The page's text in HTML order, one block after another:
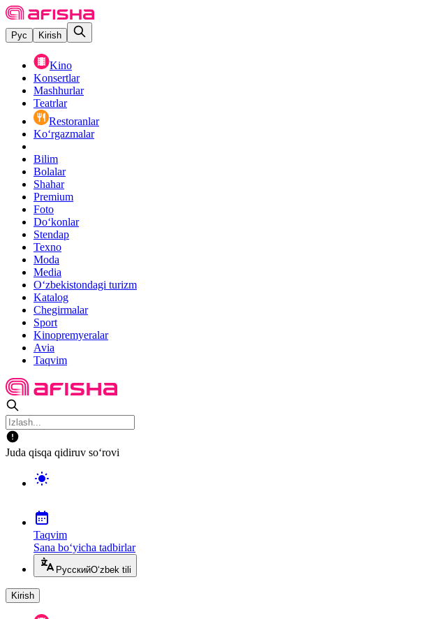
Рус Kirish
Kino
Konsertlar
Mashhurlar
Teatrlar
Restoranlar
Ko‘rgazmalar
Bilim
Bolalar
Shahar
Premium
Foto
Do‘konlar
Stendap
Texno
Moda
Media
O‘zbekistondagi turizm
Katalog
Chegirmalar
Sport
Kinopremyeralar
Avia
Taqvim
Juda qisqa qidiruv so‘rovi
Taqvim
Sana bo‘yicha tadbirlar
РусскийO‘zbek tili
Kirish